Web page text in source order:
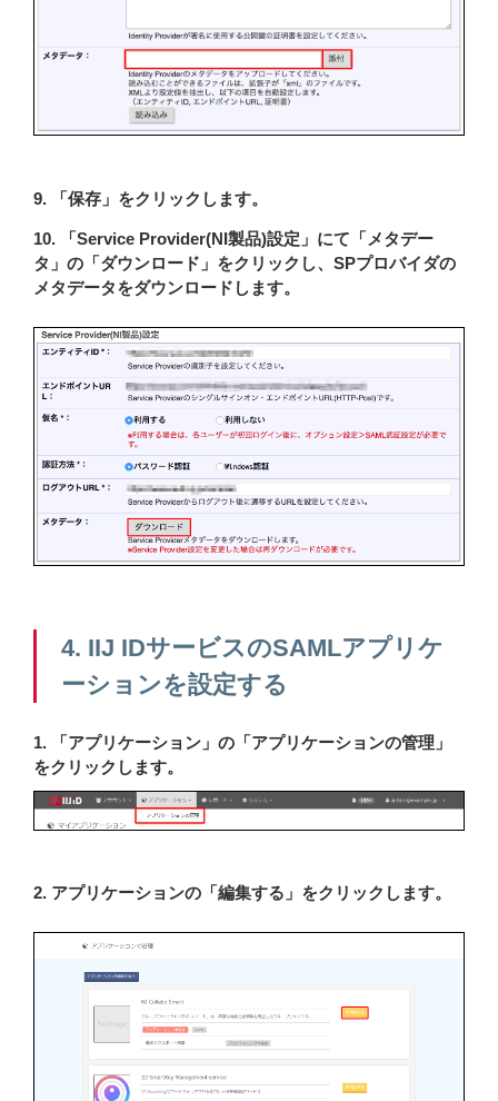
9. 「保存」をクリックします。
10. 「Service Provider(NI製品)設定」にて「メタデー
タ」の「ダウンロード」をクリックし、SPプロバイダの
メタデータをダウンロードします。
4. IIJ IDサービスのSAMLアプリケ
ーションを設定する
1. 「アプリケーション」の「アプリケーションの管理」
をクリックします。
2. アプリケーションの「編集する」をクリックします。